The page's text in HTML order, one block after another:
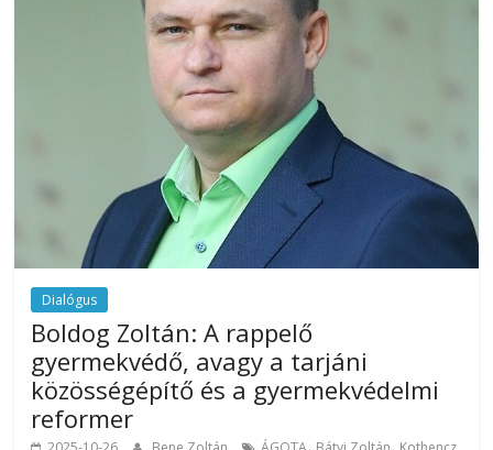
Dialógus
Boldog Zoltán: A rappelő
gyermekvédő, avagy a tarjáni
közösségépítő és a gyermekvédelmi
reformer